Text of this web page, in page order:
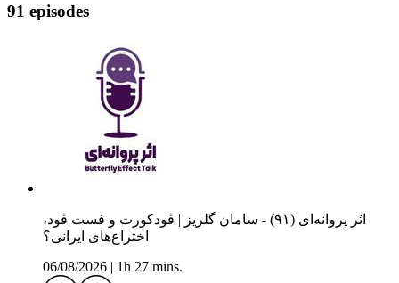
91 episodes
اثر پروانه‌ای (۹۱) - سامان گلریز | فودکورت و فست فود،
اختراع‌های ایرانی؟
06/08/2026
1h 27 mins.